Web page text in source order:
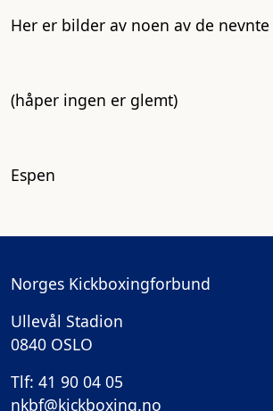
Her er bilder av noen av de
(håper ingen er glemt)
Espen
Norges Kickboxingforbund
Ullevål Stadion
0840 OSLO
Tlf: 41 90 04 05
nkbf@kickboxing.no